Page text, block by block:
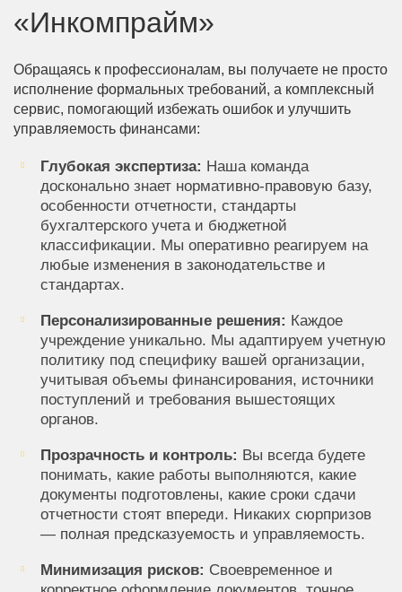
«Инкомпрайм»
Обращаясь к профессионалам, вы получаете не просто
исполнение формальных требований, а комплексный
сервис, помогающий избежать ошибок и улучшить
управляемость финансами:
Глубокая экспертиза: Наша команда
досконально знает нормативно-правовую базу,
особенности отчетности, стандарты
бухгалтерского учета и бюджетной
классификации. Мы оперативно реагируем на
любые изменения в законодательстве и
стандартах.
Персонализированные решения: Каждое
учреждение уникально. Мы адаптируем учетную
политику под специфику вашей организации,
учитывая объемы финансирования, источники
поступлений и требования вышестоящих
органов.
Прозрачность и контроль: Вы всегда будете
понимать, какие работы выполняются, какие
документы подготовлены, какие сроки сдачи
отчетности стоят впереди. Никаких сюрпризов
— полная предсказуемость и управляемость.
Минимизация рисков: Своевременное и